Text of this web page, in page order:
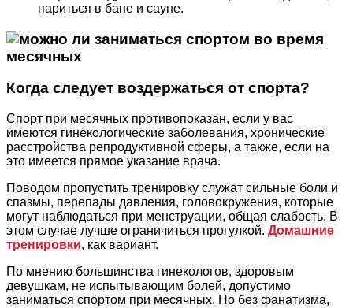
париться в бане и сауне.
Когда следует воздержаться от спорта?
Спорт при месячных противопоказан, если у вас
имеются гинекологические заболевания, хронические
расстройства репродуктивной сферы, а также, если на
это имеется прямое указание врача.
Поводом пропустить тренировку служат сильные боли и
спазмы, перепады давления, головокружения, которые
могут наблюдаться при менструации, общая слабость. В
этом случае лучше ограничиться прогулкой. Домашние
тренировки, как вариант.
По мнению большинства гинекологов, здоровым
девушкам, не испытывающим болей, допустимо
заниматься спортом при месячных. Но без фанатизма,